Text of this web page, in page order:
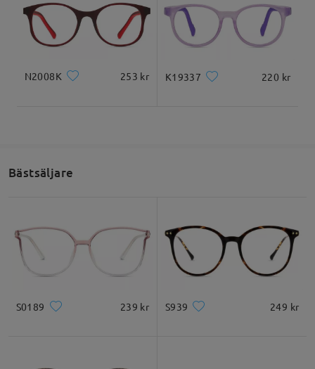
1. Vérifiez la forme du visage et le style de
monture. (
https://www.firmoo.fr/help-p-119.shtml
2. Utilisez l'essayage virtuel pour vous inspirer.
https://www.firmoo.fr/help-p-112.shtml )
la monture. (
https://www.firmoo.fr/help-p-1.shtml
les échanger ou les retourner. Veuillez noter que
des frais de livraison peuvent s'appliquer.
(24h/24 et 7j/7) ou par e-mail à l'adresse
service@firmoo.fr. Nous sommes toujours ravis de
vous aider !
N2008K 253 kr K19337 220 kr
Bästsäljare
S0189 239 kr S939 249 kr